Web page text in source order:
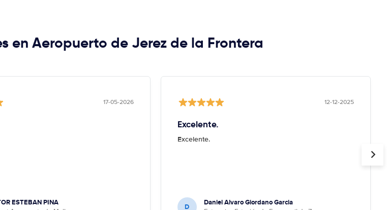
en Aeropuerto de Jerez de la Frontera
17-05-2026
ESTEBAN PINA
12-12-2025
Excelente.
Excelente.
D Daniel Alvaro Giordano Garcia